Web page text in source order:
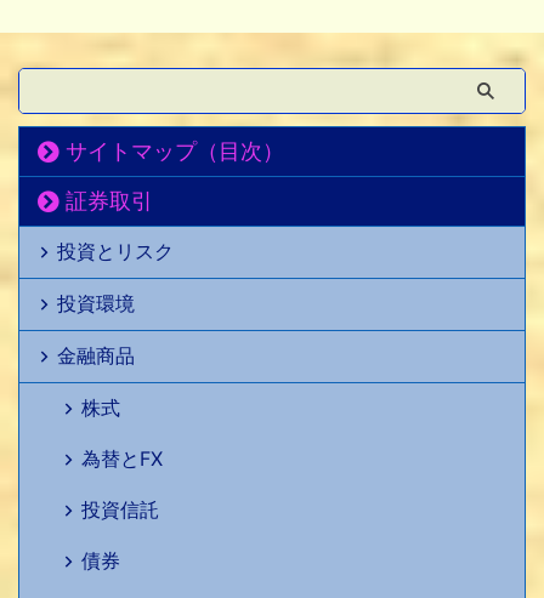
サイトマップ（目次）
証券取引
投資とリスク
投資環境
金融商品
株式
為替とFX
投資信託
債券